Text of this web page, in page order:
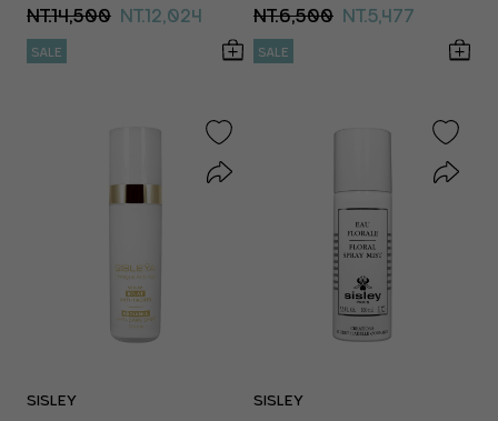
NT.14,500 NT.12,024
SALE
NT.6,500 NT.5,477
SALE
SISLEY SISLEY